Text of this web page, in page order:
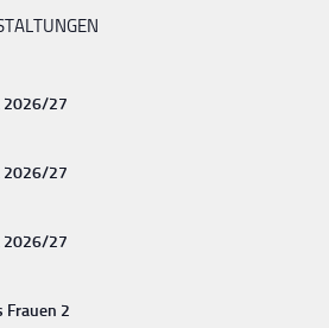
2026/27
2026/27
2026/27
Frauen 2